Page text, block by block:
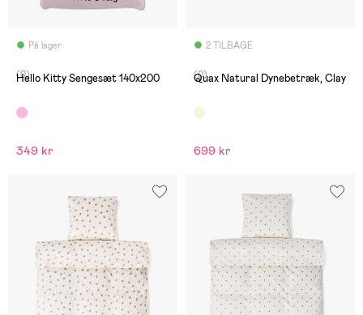
På lager
(0)
Hello Kitty Sengesæt 140x200
349 kr
2 TILBAGE
(0)
Quax Natural Dynebetræk, Clay
699 kr